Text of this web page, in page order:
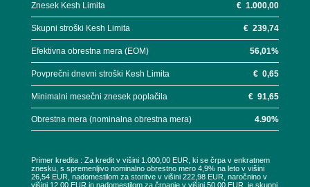
Znesek Kesh Limita €1.000,00
Skupni stroški Kesh Limita €239,74
Efektivna obrestna mera (EOM) 56,01%
Povprečni dnevni stroški Kesh Limita €0,65
Minimalni mesečni znesek poplačila €91,65
Obrestna mera (nominalna obrestna mera) 4.90%
Primer kredita : Za kredit v višini 1.000,00 EUR, ki se črpa v enkratnem
znesku, s spremenljivo nominalno obrestno mero 4,9% na leto v višini
26,54 EUR, nadomestilom za storitve v višini 222,98 EUR, naročnino v
višini 12,00 EUR in nadomestilom za črpanje v višini 50,00 EUR, je skupni